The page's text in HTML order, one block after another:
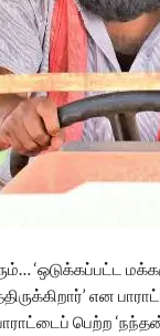
‘ஒடுக்கப்பட்ட
என
பெற்ற